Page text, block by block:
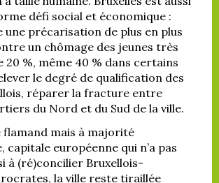
défi social et économique :
précarisation de plus en plus
un chômage des jeunes très
20 %, même 40 % dans certains
le degré de qualification des
réparer la fracture entre
du Nord et du Sud de la ville.
mais à majorité
capitale européenne qui n’a pas
à (ré)concilier Bruxellois-
la ville reste tiraillée